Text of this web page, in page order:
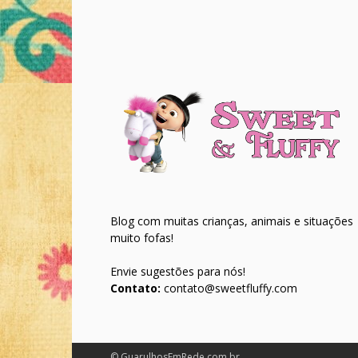
Blog com muitas crianças, animais e situações
muito fofas!
Envie sugestões para nós!
Contato: contato@sweetfluffy.com